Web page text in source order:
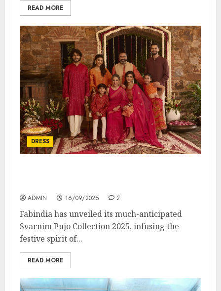
READ MORE
DRESS
ADMIN 16/09/2025 2
Fabindia has unveiled its much-anticipated
Svarnim Pujo Collection 2025, infusing the
festive spirit of...
READ MORE